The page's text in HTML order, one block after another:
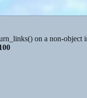
on a non-object